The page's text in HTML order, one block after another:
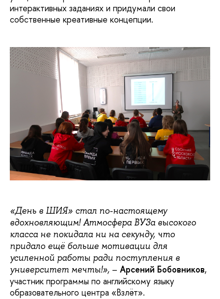
интерактивных заданиях и придумали свои
собственные креативные концепции.
ШИЯ НИУ ВШЭ
«День в ШИЯ» стал по-настоящему
вдохновляющим! Атмосфера ВУЗа высокого
класса не покидала ни на секунду, что
придало ещё больше мотивации для
усиленной работы ради поступления в
университет мечты!», – Арсений Бобовников,
участник программы по английскому языку
образовательного центра «Взлёт».